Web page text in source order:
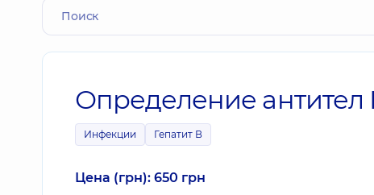
Определение антител
Инфекции Гепатит В
Цена (грн): 650 грн